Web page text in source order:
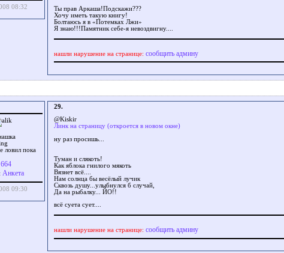
08:32
Ты прав Аркаша!Подскажи???
Хочу иметь такую книгу!
Болтаюсь я в «Потемках Лжи»
Я знаю!!!Памятник себе-я невоздвигну....
нашли нарушение на странице: сообщить админу
ловил пока
664
Aнкета
09:30
29.
@Kiskir
Линк на страницу (откроется в новом окне)
ну раз просишь...
Туман и слякоть!
Как яблока гнилого мякоть
Вязнет всё....
Нам солнца бы весёлый лучик
Сквозь душу...улыбнулся б случай,
Да на рыбалку... ЙО!!
всё суета сует....
нашли нарушение на странице: сообщить админу